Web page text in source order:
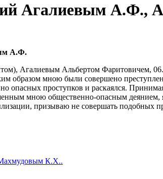
Агалиевым А.Ф.,
А.Ф.
Агалиевым Альбертом Фаритовичем,
образом мною были совершено
опасных проступков и раскаялся.
мною общественно-опасным
призываю не совершать подобных
К.Х..